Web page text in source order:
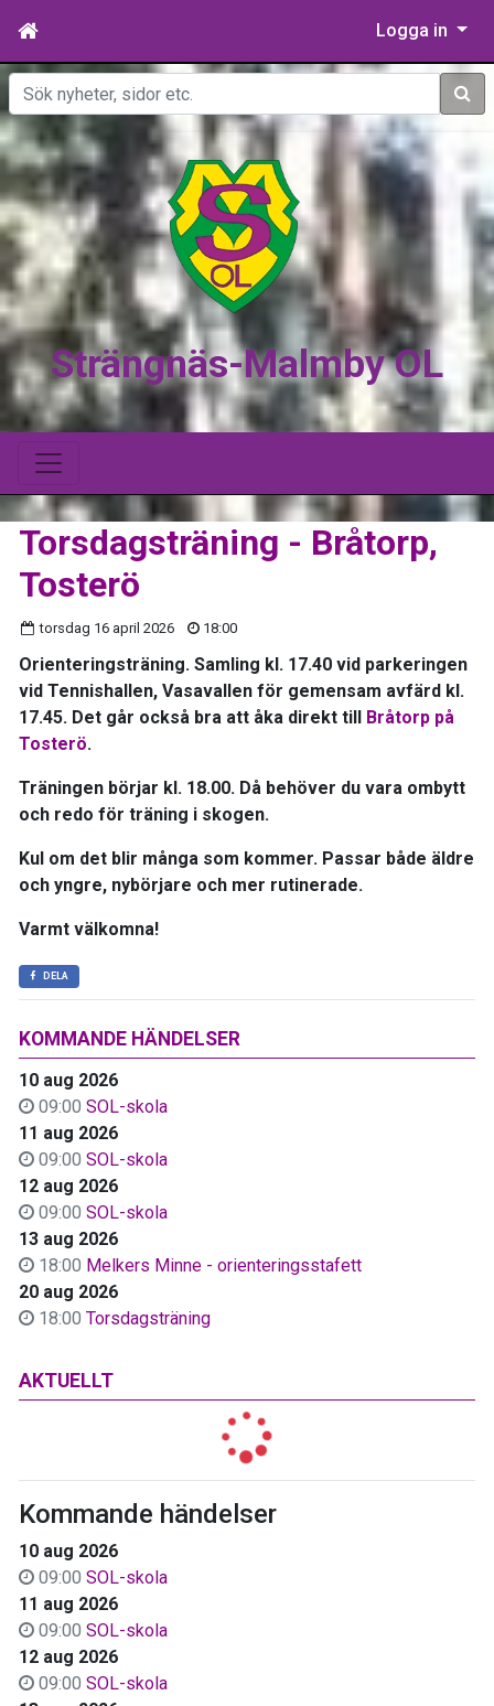
Logga in
Sök
Strängnäs-Malmby OL
KOMMANDE HÄNDELSER
10 aug 2026
09:00 SOL-skola
11 aug 2026
09:00 SOL-skola
12 aug 2026
09:00 SOL-skola
13 aug 2026
18:00 Melkers Minne - orienteringsstafett
20 aug 2026
18:00 Torsdagsträning
AKTUELLT
Kommande händelser
10 aug 2026
09:00 SOL-skola
11 aug 2026
09:00 SOL-skola
12 aug 2026
09:00 SOL-skola
Torsdagsträning - Bråtorp,
Tosterö
torsdag 16 april 2026 18:00
Orienteringsträning. Samling kl. 17.40 vid parkeringen
vid Tennishallen, Vasavallen för gemensam avfärd kl.
17.45. Det går också bra att åka direkt till Bråtorp på
Tosterö.
Träningen börjar kl. 18.00. Då behöver du vara ombytt
och redo för träning i skogen.
Kul om det blir många som kommer. Passar både äldre
och yngre, nybörjare och mer rutinerade.
Varmt välkomna!
DELA